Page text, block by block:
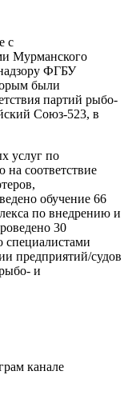
с
Мурманского
ФГБУ
были
партий рыбо-
Союз-523, в
услуг по
на соответствие
обучение 66
по внедрению и
30
специалистами
предприятий/судов
и
канале